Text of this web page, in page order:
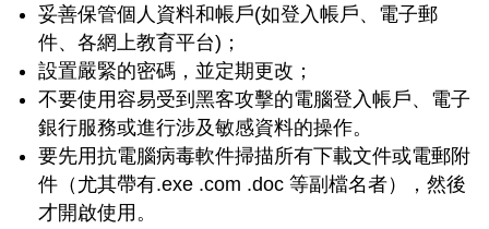
妥善保管個人資料和帳戶(如登入帳戶、電子郵
件、各網上教育平台)；
設置嚴緊的密碼，並定期更改；
不要使用容易受到黑客攻擊的電腦登入帳戶、電子
銀行服務或進行涉及敏感資料的操作。
要先用抗電腦病毒軟件掃描所有下載文件或電郵附
件（尤其帶有.exe .com .doc 等副檔名者），然後
才開啟使用。